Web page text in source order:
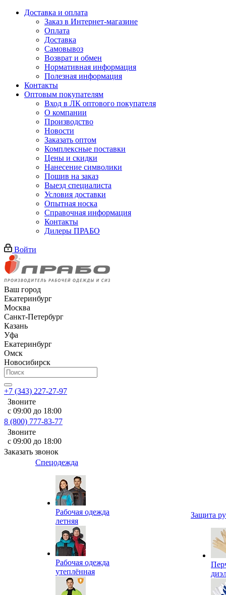
Доставка и оплата
Заказ в Интернет-магазине
Оплата
Доставка
Самовывоз
Возврат и обмен
Нормативная информация
Полезная информация
Контакты
Оптовым покупателям
Вход в ЛК оптового покупателя
О компании
Производство
Новости
Заказать оптом
Комплексные поставки
Цены и скидки
Нанесение символики
Пошив на заказ
Выезд специалиста
Условия доставки
Опытная носка
Справочная информация
Контакты
Дилеры ПРАБО
Войти
Ваш город
Екатеринбург
Москва
Санкт-Петербург
Казань
Уфа
Екатеринбург
Омск
Новосибирск
+7 (343) 227-27-97
Звоните
с 09:00 до 18:00
8 (800) 777-83-77
Звоните
с 09:00 до 18:00
Заказать звонок
Спецодежда
Рабочая одежда
летняя
Рабочая одежда
утеплённая
Защита